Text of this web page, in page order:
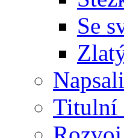
Se
Titulní